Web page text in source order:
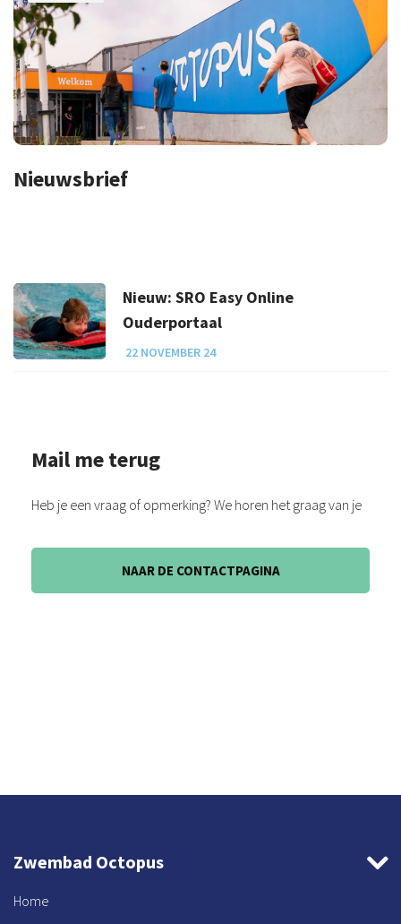
Nieuwsbrief
22 NOVEMBER 24
Nieuw: SRO Easy Online
Ouderportaal
Mail me terug
Heb je een vraag of opmerking? We horen het graag van je
NAAR DE CONTACTPAGINA
Zwembad Octopus
Home